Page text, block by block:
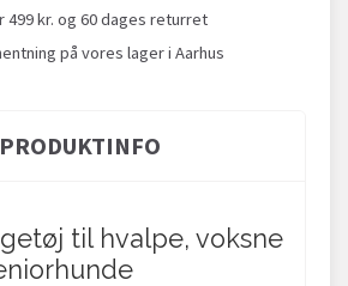
499 kr. og 60 dages returret
på vores lager i Aarhus
PRODUKTINFO
til hvalpe, voksne